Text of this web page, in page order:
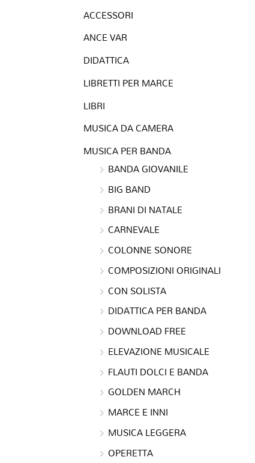
ACCESSORI
ANCE VAR
DIDATTICA
LIBRETTI PER MARCE
LIBRI
MUSICA DA CAMERA
MUSICA PER BANDA
BANDA GIOVANILE
BIG BAND
BRANI DI NATALE
CARNEVALE
COLONNE SONORE
COMPOSIZIONI ORIGINALI
CON SOLISTA
DIDATTICA PER BANDA
DOWNLOAD FREE
ELEVAZIONE MUSICALE
FLAUTI DOLCI E BANDA
GOLDEN MARCH
MARCE E INNI
MUSICA LEGGERA
OPERETTA